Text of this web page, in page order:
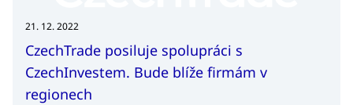
21. 12. 2022
CzechTrade posiluje spolupráci s
CzechInvestem. Bude blíže firmám v
regionech